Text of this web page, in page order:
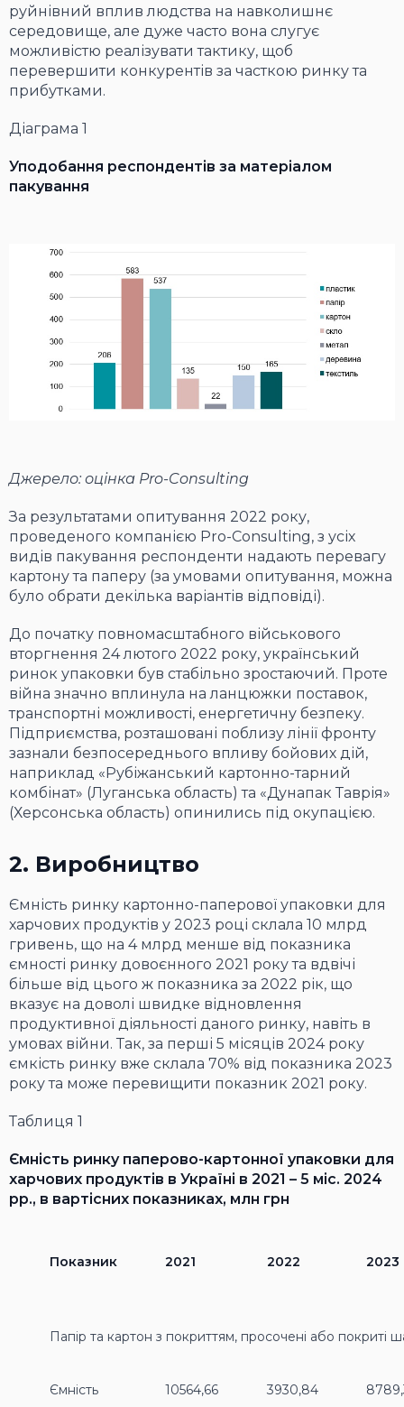
руйнівний вплив людства на навколишнє
середовище, але дуже часто вона слугує
можливістю реалізувати тактику, щоб
перевершити конкурентів за часткою ринку та
прибутками.
Діаграма 1
Уподобання респондентів за матеріалом
пакування
Джерело: оцінка Pro-Consulting
За результатами опитування 2022 року,
проведеного компанією Pro-Consulting, з усіх
видів пакування респонденти надають перевагу
картону та паперу (за умовами опитування, можна
було обрати декілька варіантів відповіді).
До початку повномасштабного військового
вторгнення 24 лютого 2022 року, український
ринок упаковки був стабільно зростаючий. Проте
війна значно вплинула на ланцюжки поставок,
транспортні можливості, енергетичну безпеку.
Підприємства, розташовані поблизу лінії фронту
зазнали безпосереднього впливу бойових дій,
наприклад «Рубіжанський картонно-тарний
комбінат» (Луганська область) та «Дунапак Таврія»
(Херсонська область) опинились під окупацією.
2. Виробництво
Ємність ринку картонно-паперової упаковки для
харчових продуктів у 2023 році склала 10 млрд
гривень, що на 4 млрд менше від показника
ємності ринку довоєнного 2021 року та вдвічі
більше від цього ж показника за 2022 рік, що
вказує на доволі швидке відновлення
продуктивної діяльності даного ринку, навіть в
умовах війни. Так, за перші 5 місяців 2024 року
ємкість ринку вже склала 70% від показника 2023
року та може перевищити показник 2021 року.
Таблиця 1
Ємність ринку паперово-картонної упаковки для
харчових продуктів в Україні в 2021 – 5 міс. 2024
рр., в вартісних показниках, млн грн
Показник 2021 2022 2023
Папір та картон з покриттям, просочені або покриті
Ємність
10564,66 3930,84